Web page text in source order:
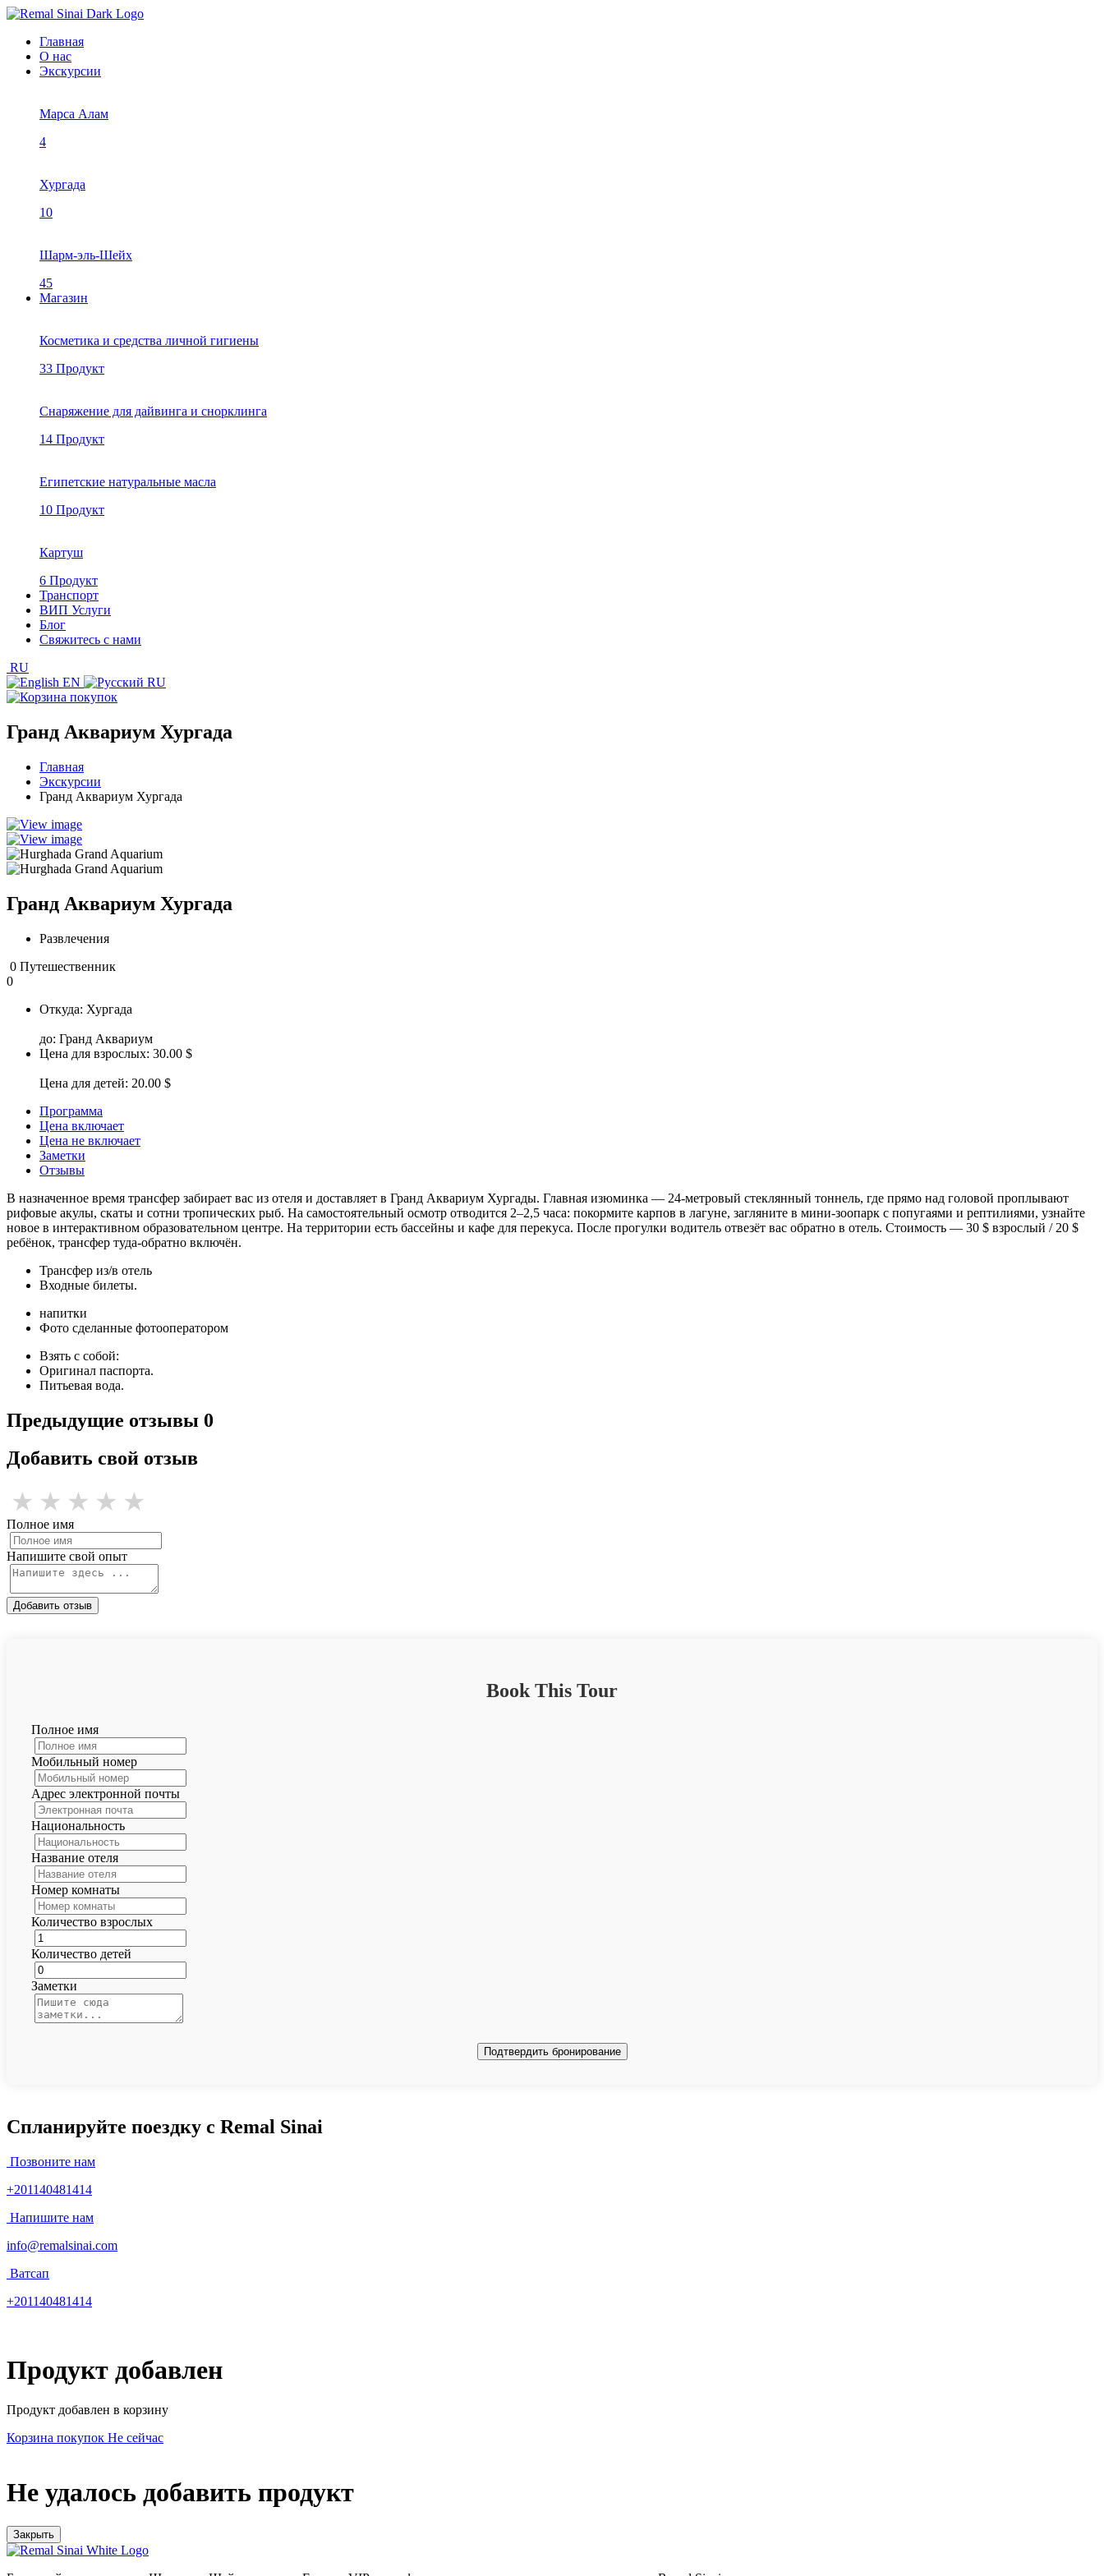
Главная
О нас
Экскурсии
Марса Алам
4
Хургада
10
Шарм-эль-Шейх
45
Магазин
Косметика и средства личной гигиены
33 Продукт
Снаряжение для дайвинга и снорклинга
14 Продукт
Египетские натуральные масла
10 Продукт
Картуш
6 Продукт
Транспорт
ВИП Услуги
Блог
Свяжитесь с нами
RU
EN
RU
Гранд Аквариум Хургада
Главная
Экскурсии
Гранд Аквариум Хургада
Гранд Аквариум Хургада
Развлечения
0 Путешественник
0
Откуда: Хургада
до: Гранд Аквариум
Цена для взрослых: 30.00 $
Цена для детей: 20.00 $
Программа
Цена включает
Цена не включает
Заметки
Отзывы
В назначенное время трансфер забирает вас из отеля и доставляет в Гранд Аквариум Хургады. Главная изюминка — 24-метровый стеклянный тоннель, где прямо над головой проплывают
рифовые акулы, скаты и сотни тропических рыб. На самостоятельный осмотр отводится 2–2,5 часа: покормите карпов в лагуне, загляните в мини-зоопарк с попугаями и рептилиями, узнайте
новое в интерактивном образовательном центре. На территории есть бассейны и кафе для перекуса. После прогулки водитель отвезёт вас обратно в отель. Стоимость — 30 $ взрослый / 20 $
ребёнок, трансфер туда-обратно включён.
Трансфер из/в отель
Входные билеты.
напитки
Фото сделанные фотооператором
Взять с собой:
Оригинал паспорта.
Питьевая вода.
Предыдущие отзывы 0
Добавить свой отзыв
★ ★ ★ ★ ★
Полное имя
Напишите свой опыт
Добавить отзыв
Book This Tour
Полное имя
Мобильный номер
Адрес электронной почты
Национальность
Название отеля
Номер комнаты
Количество взрослых
Количество детей
Заметки
Подтвердить бронирование
Спланируйте поездку с Remal Sinai
Позвоните нам
+201140481414
Напишите нам
info@remalsinai.com
Ватсап
+201140481414
Продукт добавлен
Продукт добавлен в корзину
Корзина покупок Не сейчас
Не удалось добавить продукт
Закрыть